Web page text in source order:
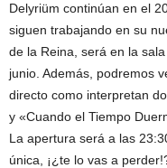
Delyriüm continúan en el
siguen trabajando en su
de la Reina, será en la
junio. Además, podremos
directo como interpretan
y «Cuando el Tiempo
La apertura será a las
única, ¡¿te lo vas a